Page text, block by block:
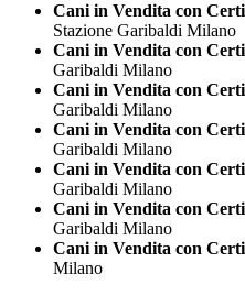
Cani in Vendita con
Stazione Garibaldi Milano
Cani in Vendita con
Garibaldi Milano
Cani in Vendita con
Garibaldi Milano
Cani in Vendita con
Garibaldi Milano
Cani in Vendita con
Garibaldi Milano
Cani in Vendita con
Garibaldi Milano
Cani in Vendita con
Milano